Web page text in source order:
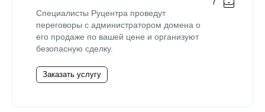
Специалисты Руцентра проведут
переговоры с администратором домена о
его продаже по вашей цене и организуют
безопасную сделку.
Заказать услугу